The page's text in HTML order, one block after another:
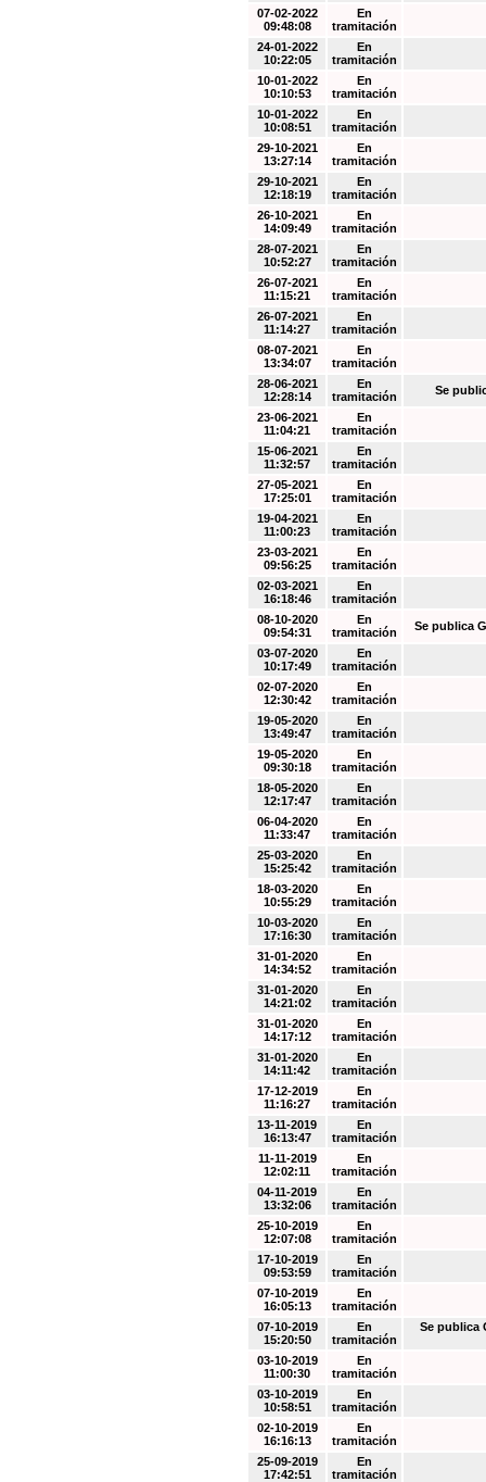
07-02-2022
09:48:08
En
tramitación
24-01-2022
10:22:05
En
tramitación
10-01-2022
10:10:53
En
tramitación
10-01-2022
10:08:51
En
tramitación
29-10-2021
13:27:14
En
tramitación
29-10-2021
12:18:19
En
tramitación
26-10-2021
14:09:49
En
tramitación
28-07-2021
10:52:27
En
tramitación
26-07-2021
11:15:21
En
tramitación
26-07-2021
11:14:27
En
tramitación
08-07-2021
13:34:07
En
tramitación
28-06-2021
12:28:14
En
tramitación
Se
23-06-2021
11:04:21
En
tramitación
15-06-2021
11:32:57
En
tramitación
27-05-2021
17:25:01
En
tramitación
19-04-2021
11:00:23
En
tramitación
23-03-2021
09:56:25
En
tramitación
02-03-2021
16:18:46
En
tramitación
08-10-2020
09:54:31
En
tramitación
Se publica
03-07-2020
10:17:49
En
tramitación
02-07-2020
12:30:42
En
tramitación
19-05-2020
13:49:47
En
tramitación
19-05-2020
09:30:18
En
tramitación
18-05-2020
12:17:47
En
tramitación
06-04-2020
11:33:47
En
tramitación
25-03-2020
15:25:42
En
tramitación
18-03-2020
10:55:29
En
tramitación
10-03-2020
17:16:30
En
tramitación
31-01-2020
14:34:52
En
tramitación
31-01-2020
14:21:02
En
tramitación
31-01-2020
14:17:12
En
tramitación
31-01-2020
14:11:42
En
tramitación
17-12-2019
11:16:27
En
tramitación
13-11-2019
16:13:47
En
tramitación
11-11-2019
12:02:11
En
tramitación
04-11-2019
13:32:06
En
tramitación
25-10-2019
12:07:08
En
tramitación
17-10-2019
09:53:59
En
tramitación
07-10-2019
16:05:13
En
tramitación
07-10-2019
15:20:50
En
tramitación
Se publica
03-10-2019
11:00:30
En
tramitación
03-10-2019
10:58:51
En
tramitación
02-10-2019
16:16:13
En
tramitación
25-09-2019
17:42:51
En
tramitación